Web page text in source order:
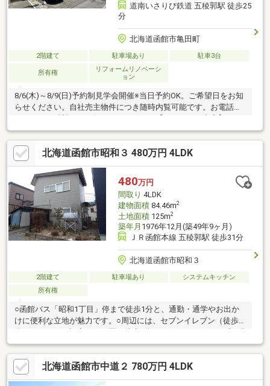
道南いさりび鉄道 五稜郭駅 徒歩25
分
北海道函館市亀田町
2階建て 駐車場あり 駐車3台
所有権
リフォームリノベーシ
ョン
8/6(木)～8/9(日)予約制見学会開催※当日予約OK。ご希望日をお知
らせください。自社売主物件につき随時内覧可能です。お電話か
メールでご希望日をお知らせください。【リフォーム内容】シロ
アリ工防除工事、クリーニング、雨漏り点検、設備点検駐車場拡
張、屋根塗装、外壁塗装システムキッチン交換、ユニットバス交
換、トイレ交換、洗面化粧台交換間取変更、玄関扉交換、室内ド
ア（一部）交換、床材上張り、シューズボックス交換、クロス張
替え、給湯器交換、照明器具交換【おすすめポイント】・本物件
は条件により住宅ローン減税が適用されます。・雨漏り、構造上
主要な部分の
北海道函館市昭和３ 480万円 4LDK
480万円
間取り 4LDK
建物面積84.46m2
土地面積125m2
築年月 1976年12月(築49年9ヶ月)
ＪＲ函館本線 五稜郭駅 徒歩31分
北海道函館市昭和３
2階建て 駐車場あり
システムキッチン
所有権
○函館バス「昭和1丁目」停まで徒歩1分と、通勤・通学やお出か
けに便利な立地が魅力です。○周辺には、セブンイレブン（徒歩3
歩7分）など、生活に便利な施設が徒歩圏内に揃っていて、お子様
のいるご家族も暮らしやすい環境です。○駐車スペースは車種が
限定されますが1台分ございます。○増築未登記部分有り(台所の一
部約4.1㎡)。○給水管の老朽化により洗面台が利用できません。
北海道函館市中道２ 780万円 4LDK